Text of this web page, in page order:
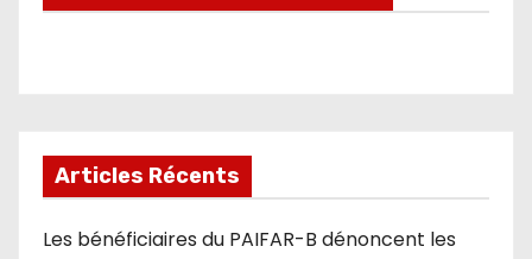
Articles Récents
Les bénéficiaires du PAIFAR-B dénoncent les